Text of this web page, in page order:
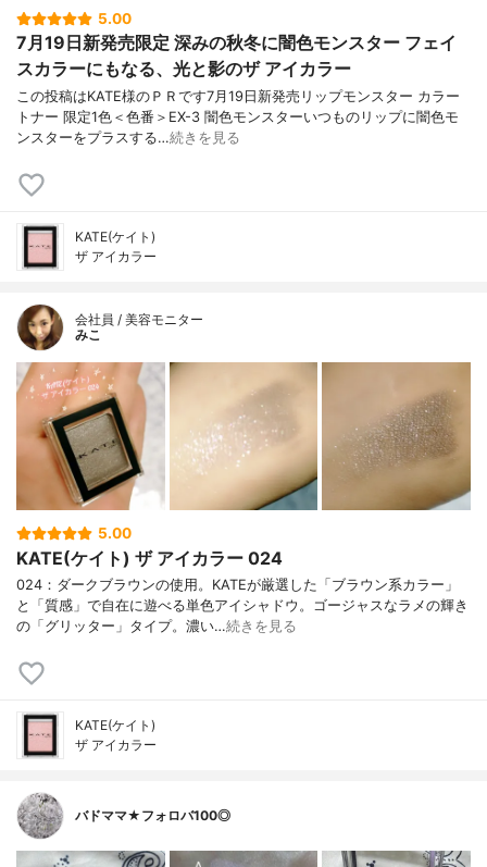
5.00
7月19日新発売限定 深みの秋冬に闇色モンスター フェイ
スカラーにもなる、光と影のザ アイカラー
この投稿はKATE様のＰＲです7月19日新発売リップモンスター カラー
トナー 限定1色＜色番＞EX-3 闇色モンスターいつものリップに闇色モ
ンスターをプラスする…続きを見る
KATE(ケイト)
ザ アイカラー
会社員 / 美容モニター
みこ
5.00
KATE(ケイト) ザ アイカラー 024
024：ダークブラウンの使用。KATEが厳選した「ブラウン系カラー」
と「質感」で自在に遊べる単色アイシャドウ。ゴージャスなラメの輝き
の「グリッター」タイプ。濃い…続きを見る
KATE(ケイト)
ザ アイカラー
バドママ★フォロバ100◎